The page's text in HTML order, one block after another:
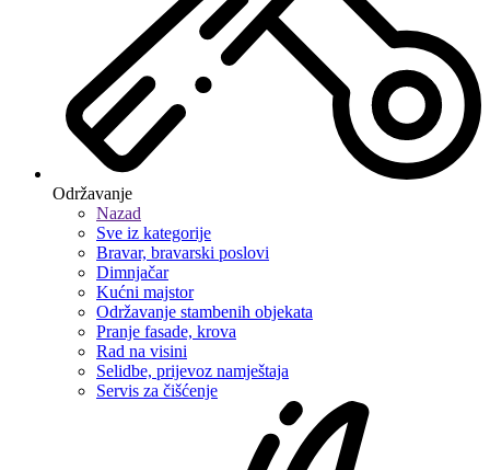
Održavanje
Nazad
Sve iz kategorije
Bravar, bravarski poslovi
Dimnjačar
Kućni majstor
Održavanje stambenih objekata
Pranje fasade, krova
Rad na visini
Selidbe, prijevoz namještaja
Servis za čišćenje